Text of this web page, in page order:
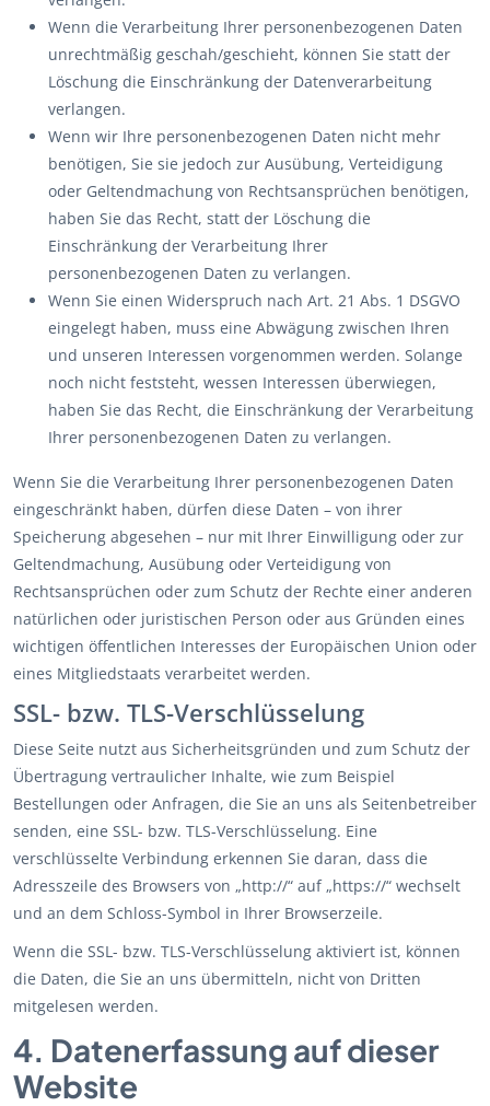
Wenn die Verarbeitung Ihrer personenbezogenen Daten
unrechtmäßig geschah/geschieht, können Sie statt der
Löschung die Einschränkung der Datenverarbeitung
verlangen.
Wenn wir Ihre personenbezogenen Daten nicht mehr
benötigen, Sie sie jedoch zur Ausübung, Verteidigung
oder Geltendmachung von Rechtsansprüchen benötigen,
haben Sie das Recht, statt der Löschung die
Einschränkung der Verarbeitung Ihrer
personenbezogenen Daten zu verlangen.
Wenn Sie einen Widerspruch nach Art. 21 Abs. 1 DSGVO
eingelegt haben, muss eine Abwägung zwischen Ihren
und unseren Interessen vorgenommen werden. Solange
noch nicht feststeht, wessen Interessen überwiegen,
haben Sie das Recht, die Einschränkung der Verarbeitung
Ihrer personenbezogenen Daten zu verlangen.
Wenn Sie die Verarbeitung Ihrer personenbezogenen Daten
eingeschränkt haben, dürfen diese Daten – von ihrer
Speicherung abgesehen – nur mit Ihrer Einwilligung oder zur
Geltendmachung, Ausübung oder Verteidigung von
Rechtsansprüchen oder zum Schutz der Rechte einer anderen
natürlichen oder juristischen Person oder aus Gründen eines
wichtigen öffentlichen Interesses der Europäischen Union oder
eines Mitgliedstaats verarbeitet werden.
SSL- bzw. TLS-Verschlüsselung
Diese Seite nutzt aus Sicherheitsgründen und zum Schutz der
Übertragung vertraulicher Inhalte, wie zum Beispiel
Bestellungen oder Anfragen, die Sie an uns als Seitenbetreiber
senden, eine SSL- bzw. TLS-Verschlüsselung. Eine
verschlüsselte Verbindung erkennen Sie daran, dass die
Adresszeile des Browsers von „http://“ auf „https://“ wechselt
und an dem Schloss-Symbol in Ihrer Browserzeile.
Wenn die SSL- bzw. TLS-Verschlüsselung aktiviert ist, können
die Daten, die Sie an uns übermitteln, nicht von Dritten
mitgelesen werden.
4. Datenerfassung auf dieser
Website